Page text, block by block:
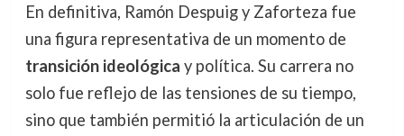
En definitiva, Ramón Despuig y Zaforteza fue
una figura representativa de un momento de
transición ideológica y política. Su carrera no
solo fue reflejo de las tensiones de su tiempo,
sino que también permitió la articulación de un